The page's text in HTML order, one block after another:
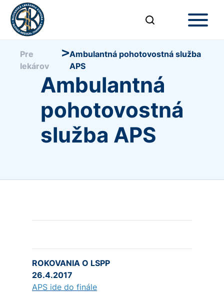
Pre
lekárov
>Ambulantná pohotovostná služba
APS
Ambulantná
pohotovostná
služba APS
ROKOVANIA O LSPP
26.4.2017
APS ide do finále